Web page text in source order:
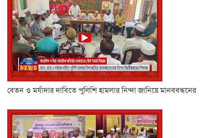
বেতন ও মর্যাদার দাবিতে পুলিশি হামলার নিন্দা জানিয়ে মানববন্ধনের